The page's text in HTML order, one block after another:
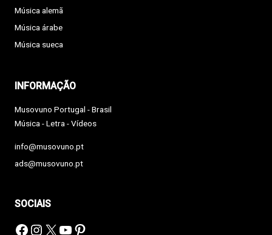
Música alemã
Música árabe
Música sueca
INFORMAÇÃO
Musovuno Portugal - Brasil
Música - Letra - Vídeos
info@musovuno.pt
ads@musovuno.pt
SOCIAIS
Facebook
Instagram
X YouTube
Pinterest